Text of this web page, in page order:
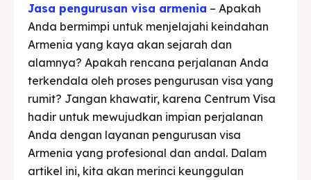
Jasa pengurusan visa armenia – Apakah
Anda bermimpi untuk menjelajahi keindahan
Armenia yang kaya akan sejarah dan
alamnya? Apakah rencana perjalanan Anda
terkendala oleh proses pengurusan visa yang
rumit? Jangan khawatir, karena Centrum Visa
hadir untuk mewujudkan impian perjalanan
Anda dengan layanan pengurusan visa
Armenia yang profesional dan andal. Dalam
artikel ini, kita akan merinci keunggulan